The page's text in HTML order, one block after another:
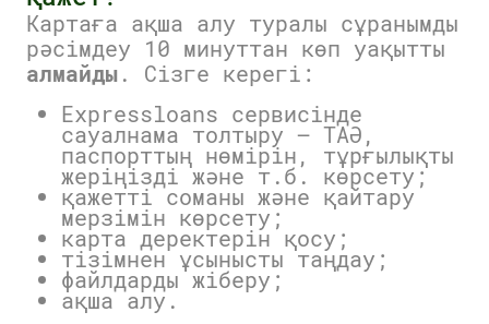
Картаға ақша алу туралы сұранымды
рәсімдеу 10 минуттан көп уақытты
алмайды. Сізге керегі:
Expressloans сервисінде
сауалнама толтыру — ТАӘ,
паспорттың нөмірін, тұрғылықты
жеріңізді және т.б. көрсету;
қажетті соманы және қайтару
мерзімін көрсету;
карта деректерін қосу;
тізімнен ұсынысты таңдау;
файлдарды жіберу;
ақша алу.